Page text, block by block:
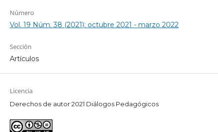
Número
Vol. 19 Núm. 38 (2021): octubre 2021 - marzo 2022
Sección
Artículos
Licencia
Derechos de autor 2021 Diálogos Pedagógicos